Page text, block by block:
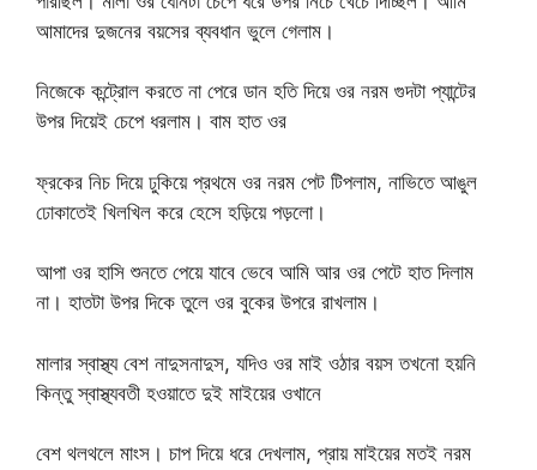
আমাদের দুজনের বয়সের ব্যবধান ভুলে গেলাম।
নিজেকে কন্ট্রোল করতে না পেরে ডান হতি দিয়ে ওর নরম গুদটা প্যান্টের
উপর দিয়েই চেপে ধরলাম। বাম হাত ওর
ফ্রকের নিচ দিয়ে ঢুকিয়ে প্রথমে ওর নরম পেট টিপলাম, নাভিতে আঙুল
ঢোকাতেই খিলখিল করে হেসে হড়িয়ে পড়লো।
আপা ওর হাসি শুনতে পেয়ে যাবে ভেবে আমি আর ওর পেটে হাত দিলাম
না। হাতটা উপর দিকে তুলে ওর বুকের উপরে রাখলাম।
মালার স্বাস্থ্য বেশ নাদুসনাদুস, যদিও ওর মাই ওঠার বয়স তখনো হয়নি
কিন্তু স্বাস্থ্যবতী হওয়াতে দুই মাইয়ের ওখানে
বেশ থলথলে মাংস। চাপ দিয়ে ধরে দেখলাম, প্রায় মাইয়ের মতই নরম